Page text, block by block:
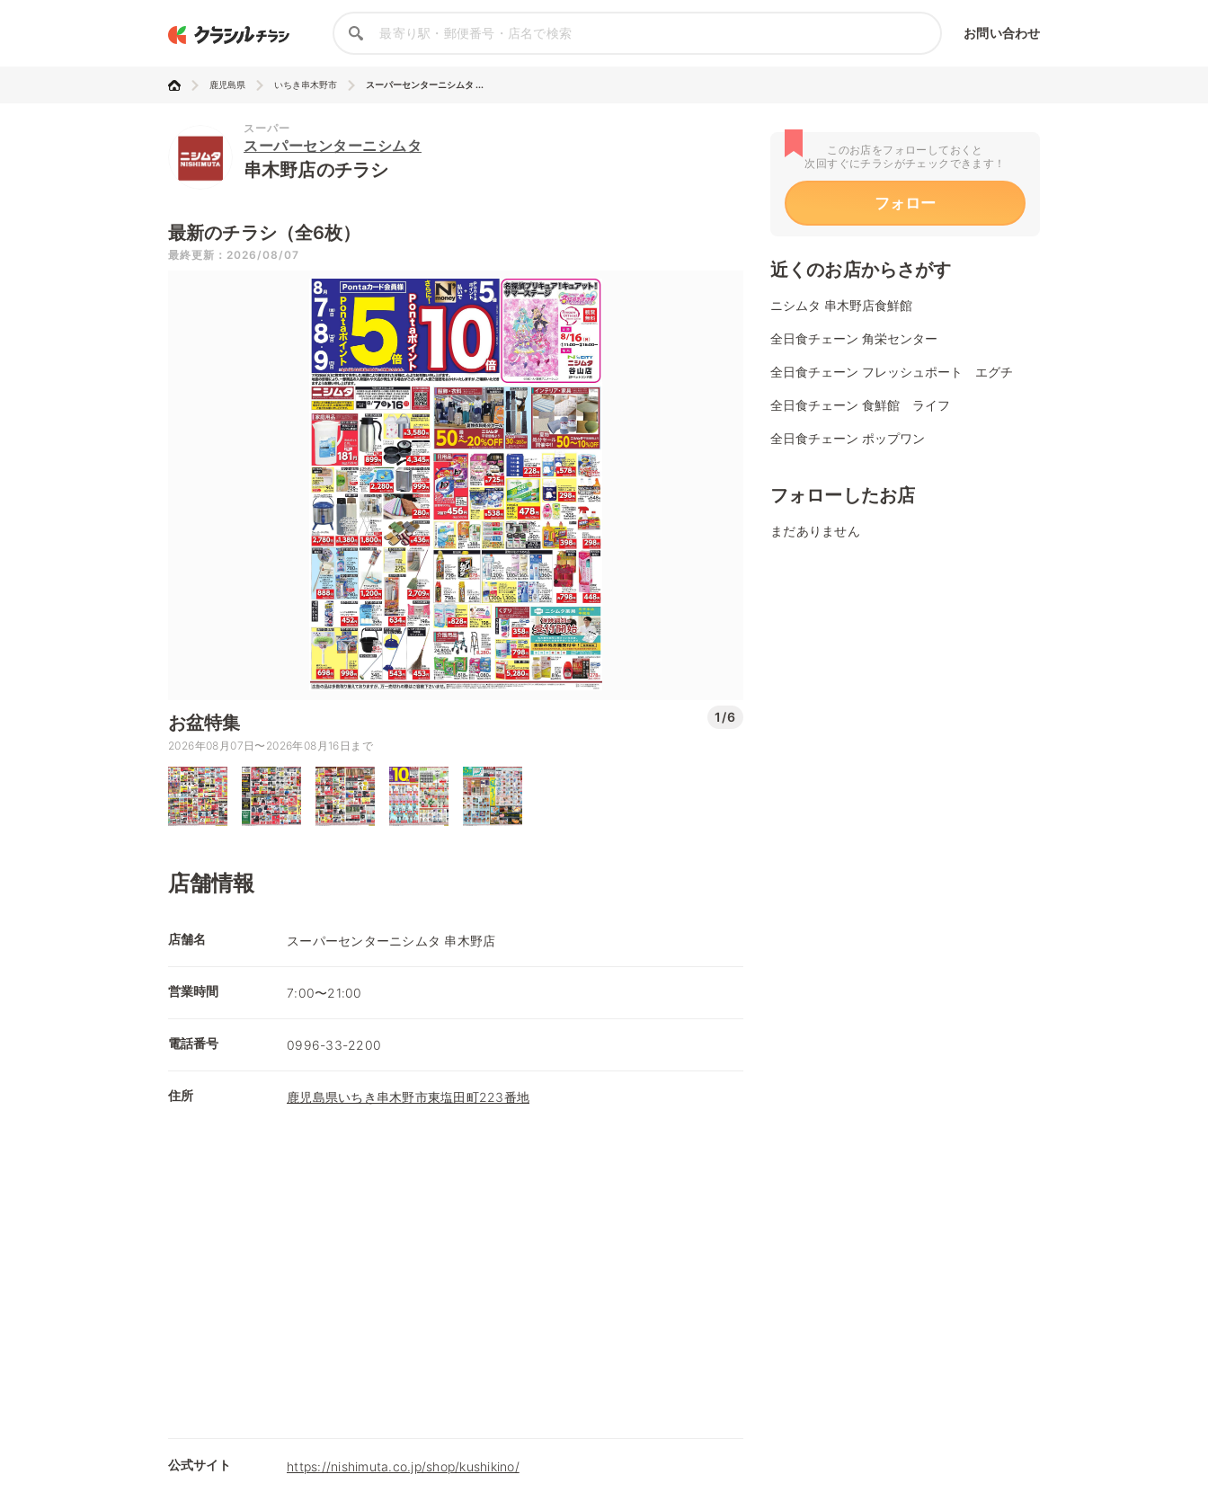
お問い合わせ
鹿児島県 いちき串木野市 スーパーセンターニシムタ ...
スーパー
スーパーセンターニシムタ
串木野店のチラシ
最新のチラシ（全6枚）
最終更新：2026/08/07
お盆特集 1/6
2026年08月07日〜2026年08月16日まで
店舗情報
店舗名 スーパーセンターニシムタ 串木野店
営業時間 7:00〜21:00
電話番号 0996-33-2200
住所 鹿児島県いちき串木野市東塩田町223番地
公式サイト https://nishimuta.co.jp/shop/kushikino/
このお店をフォローしておくと
次回すぐにチラシがチェックできます！
フォロー
近くのお店からさがす
ニシムタ 串木野店食鮮館
全日食チェーン 角栄センター
全日食チェーン フレッシュポート エグチ
全日食チェーン 食鮮館 ライフ
全日食チェーン ポップワン
フォローしたお店
まだありません